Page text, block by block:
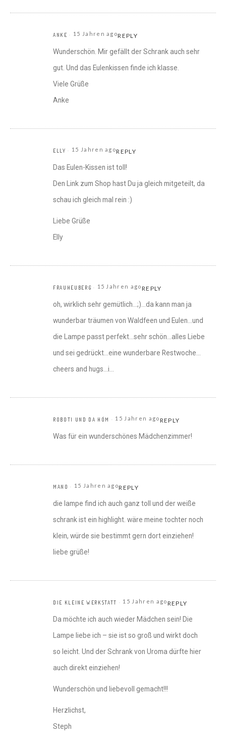
ANKE 15 Jahren agoREPLY
Wunderschön. Mir gefällt der Schrank auch sehr
gut. Und das Eulenkissen finde ich klasse.
Viele Grüße
Anke
ELLY 15 Jahren agoREPLY
Das Eulen-Kissen ist toll!
Den Link zum Shop hast Du ja gleich mitgeteilt, da
schau ich gleich mal rein :)
Liebe Grüße
Elly
FRAUHEUBERG 15 Jahren agoREPLY
oh, wirklich sehr gemütlich…;)…da kann man ja
wunderbar träumen von Waldfeen und Eulen…und
die Lampe passt perfekt…sehr schön…alles Liebe
und sei gedrückt…eine wunderbare Restwoche…
cheers and hugs…i…
ROBOTI UND DA HÖM 15 Jahren agoREPLY
Was für ein wunderschönes Mädchenzimmer!
MANO 15 Jahren agoREPLY
die lampe find ich auch ganz toll und der weiße
schrank ist ein highlight. wäre meine tochter noch
klein, würde sie bestimmt gern dort einziehen!
liebe grüße!
DIE KLEINE WERKSTATT 15 Jahren agoREPLY
Da möchte ich auch wieder Mädchen sein! Die
Lampe liebe ich – sie ist so groß und wirkt doch
so leicht. Und der Schrank von Uroma dürfte hier
auch direkt einziehen!
Wunderschön und liebevoll gemacht!!!
Herzlichst,
Steph